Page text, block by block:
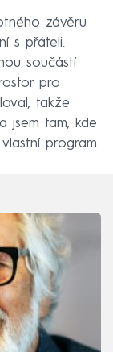
závěru
s přáteli.
součástí
pro
takže
jsem tam, kde
program